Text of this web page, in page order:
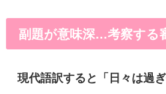
副題が意味深…考察する
現代語訳すると「日々は過